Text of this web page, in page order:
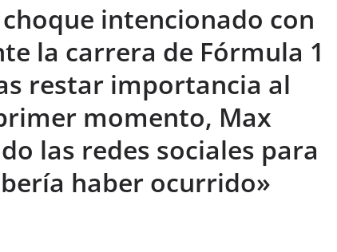
intencionado con
la carrera de Fórmula 1
restar importancia al
momento, Max
las redes sociales para
haber ocurrido»